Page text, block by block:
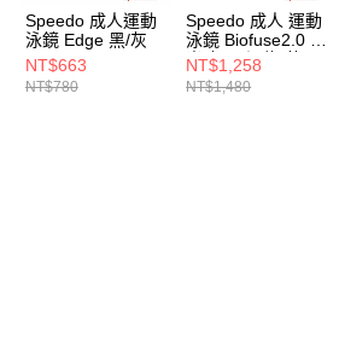
Speedo 成人運動
泳鏡 Edge 黑/灰
NT$663
NT$780
Speedo 成人 運動
泳鏡 Biofuse2.0 偏
光 灰黑/深綠/黃
NT$1,258
NT$1,480